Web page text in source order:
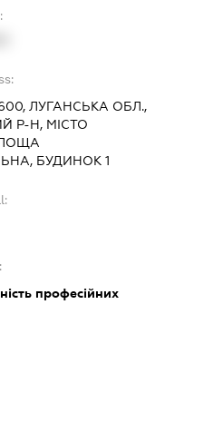
ЛУГАНСЬКА ОБЛ.,
Р-Н, МІСТО
БУДИНОК 1
професійних